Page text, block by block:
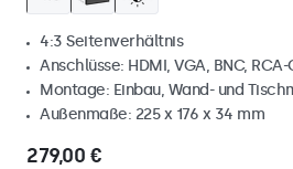
4:3 Seitenverhältnis
Anschlüsse: HDMI, VGA, BNC,
Montage: Einbau, Wand- und
Außenmaße: 225 x 176 x 34 mm
279,00 €